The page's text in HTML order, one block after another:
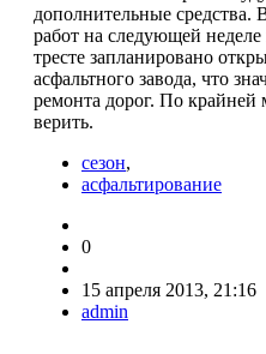
дополнительные средства.
работ на следующей
тресте запланировано
асфальтного завода, что
ремонта дорог. По крайней
верить.
сезон,
асфальтирование
0
15 апреля 2013, 21:16
admin